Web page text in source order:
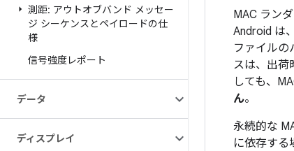
測距: アウトオブバンド メッセー
ジ シーケンスとペイロードの仕
様
信号強度レポート
データ
ディスプレイ
MAC ラン
Android は
ファイルの
スは、出荷
しても、
ん。
永続的な
に依存する